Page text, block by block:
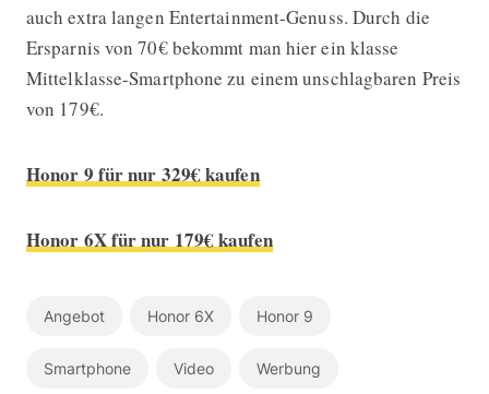
auch extra langen Entertainment-Genuss. Durch die
Ersparnis von 70€ bekommt man hier ein klasse
Mittelklasse-Smartphone zu einem unschlagbaren Preis
von 179€.
Honor 9 für nur 329€ kaufen
Honor 6X für nur 179€ kaufen
Angebot Honor 6X Honor 9
Smartphone Video Werbung